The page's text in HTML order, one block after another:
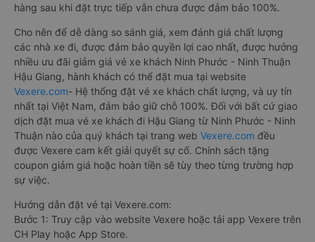
hàng sau khi đặt trực tiếp vẫn chưa được đảm bảo 100%.
Cho nên để dễ dàng so sánh giá, xem đánh giá chất lượng
các nhà xe đi, được đảm bảo quyền lợi cao nhất, được hưởng
nhiều ưu đãi giảm giá vé xe khách Ninh Phước - Ninh Thuận
Hậu Giang, hành khách có thể đặt mua tại website
Vexere.com- Hệ thống đặt vé xe khách chất lượng, và uy tín
nhất tại Việt Nam, đảm bảo giữ chỗ 100%. Đối với bất cứ giao
dịch đặt mua vé xe khách đi Hậu Giang từ Ninh Phước - Ninh
Thuận nào của quý khách tại trang web Vexere.com đều
được Vexere cam kết giải quyết sự cố. Chính sách tặng
coupon giảm giá hoặc hoàn tiền sẽ tùy theo từng trường hợp
sự việc.
Hướng dẫn đặt vé tại Vexere.com:
Bước 1: Truy cập vào website Vexere hoặc tải app Vexere trên
CH Play hoặc App Store.